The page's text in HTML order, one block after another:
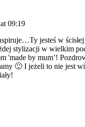
09:19
jesteś w ścisłej
stylizacji w wielkim
'made by mum’!
🙂 I jeżeli to nie jest